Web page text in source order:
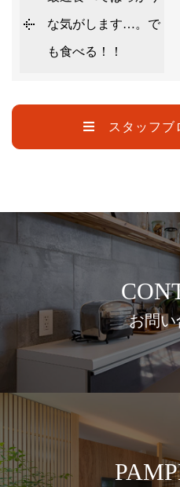
な気がします…。で
も食べる！！
スタッフブ
お問い